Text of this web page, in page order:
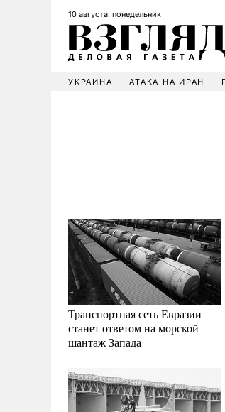
10 августа, понедельник
УКРАИНА АТАКА НА ИРАН
Транспортная сеть Евразии
станет ответом на морской
шантаж Запада